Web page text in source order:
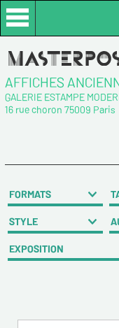
AFFICHES
GALERIE ESTAMPE
16 rue choron 75009 Paris
FORMATS
STYLE
EXPOSITION